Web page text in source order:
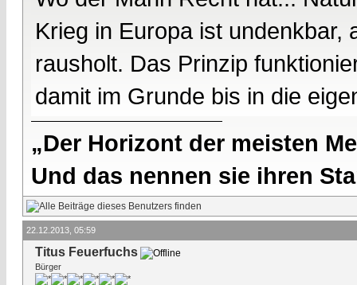
Krieg in Europa ist
rausholt. Das Prinzip
damit im Grunde bis in die
„Der Horizont der meisten
Und das nennen sie ihren
22.12.2013, 05:59
Titus Feuerfuchs
Bürger